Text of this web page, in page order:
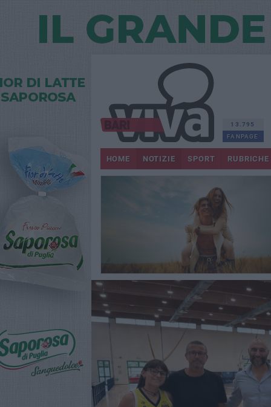
13.795
FANPAGE
HOME NOTIZIE SPORT RUBRICHE